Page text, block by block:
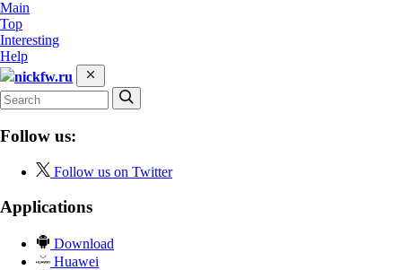
Main
Top
Interesting
Help
nickfw.ru
Follow us:
Follow us on Twitter
Applications
Download
Huawei